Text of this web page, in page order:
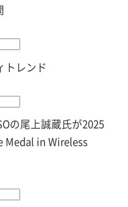
トレンド
の尾上誠蔵氏が2025
Medal in Wireless